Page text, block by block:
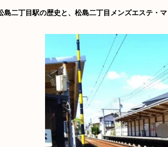
島二丁目駅の歴史と、松島二丁目メンズエステ・